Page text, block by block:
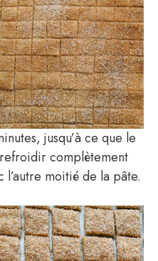
jusqu’à ce que le
complètement
l’autre moitié de la pâte.